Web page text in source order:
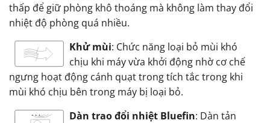
thấp để giữ phòng khô thoáng mà không làm thay đổi
nhiệt độ phòng quá nhiều.
Khử mùi: Chức năng loại bỏ mùi khó
chịu khi máy vừa khởi động nhờ cơ chế
ngưng hoạt động cánh quạt trong tích tắc trong khi
mùi khó chịu bên trong máy bị loại bỏ.
Dàn trao đổi nhiệt Bluefin: Dàn tản